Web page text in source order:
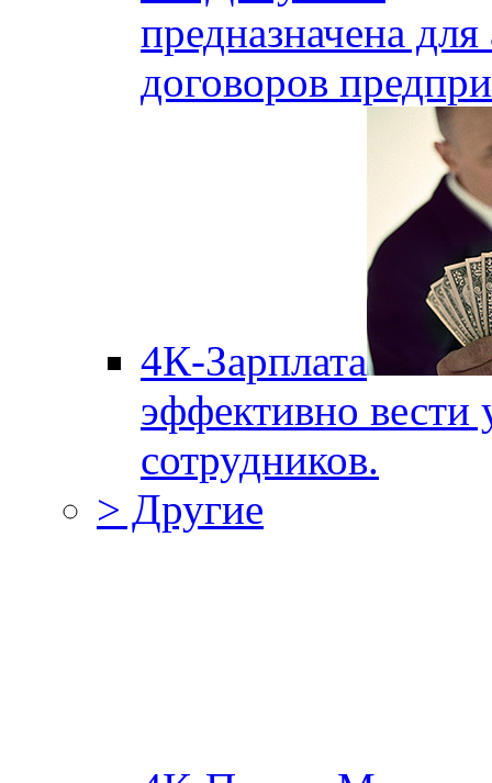
предназначена
договоров
4К-Зарплата
эффективно вести
сотрудников.
> Другие